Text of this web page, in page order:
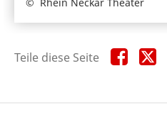
Teile diese Seite Teile
diese